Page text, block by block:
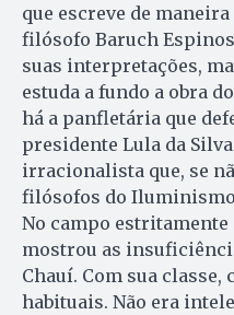
que escreve de
filósofo Baruch
suas interpretações,
estuda a fundo a obra
há a panfletária que
presidente Lula da
irracionalista que, se
filósofos do Iluminismo
No campo
mostrou as
Chauí. Com sua
habituais. Não era